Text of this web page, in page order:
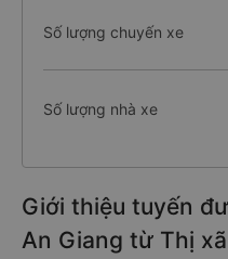
Số lượng chuyến xe
Số lượng nhà xe
Giới thiệu tuyến
An Giang từ Thị